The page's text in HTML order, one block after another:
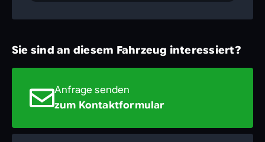
Sie sind an diesem Fahrzeug interessiert?
Anfrage senden
zum Kontaktformular